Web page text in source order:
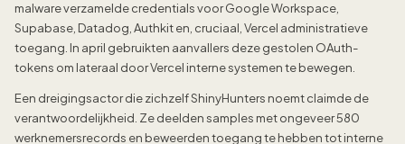
malware verzamelde credentials voor Google Workspace,
Supabase, Datadog, Authkit en, cruciaal, Vercel administratieve
toegang. In april gebruikten aanvallers deze gestolen OAuth-
tokens om lateraal door Vercel interne systemen te bewegen.
Een dreigingsactor die zichzelf ShinyHunters noemt claimde de
verantwoordelijkheid. Ze deelden samples met ongeveer 580
werknemersrecords en beweerden toegang te hebben tot interne